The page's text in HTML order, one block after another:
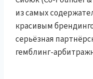
из самых
красивым
серьёзная
гемблинг-